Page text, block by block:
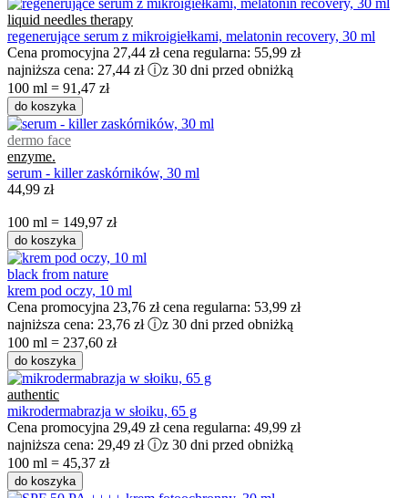
liquid needles therapy
regenerujące serum z mikroigiełkami, melatonin recovery, 30 ml
Cena promocyjna 27,44 zł cena regularna: 55,99 zł
najniższa cena: 27,44 zł ⓘz 30 dni przed obniżką
100 ml = 91,47 zł
do koszyka
dermo face
enzyme.
serum - killer zaskórników, 30 ml
44,99 zł
100 ml = 149,97 zł
do koszyka
black from nature
krem pod oczy, 10 ml
Cena promocyjna 23,76 zł cena regularna: 53,99 zł
najniższa cena: 23,76 zł ⓘz 30 dni przed obniżką
100 ml = 237,60 zł
do koszyka
authentic
mikrodermabrazja w słoiku, 65 g
Cena promocyjna 29,49 zł cena regularna: 49,99 zł
najniższa cena: 29,49 zł ⓘz 30 dni przed obniżką
100 ml = 45,37 zł
do koszyka